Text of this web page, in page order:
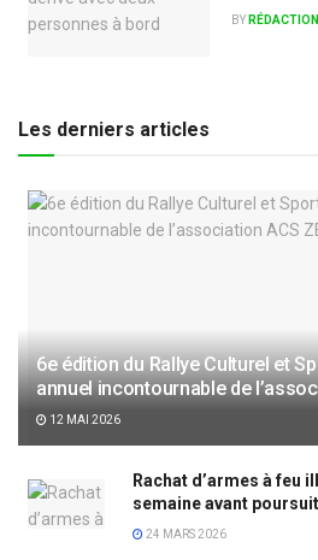
BY
Les derniers articles
6e édition du Rallye Culturel et
annuel incontournable de
12 MAI 2026
Rachat d’armes à feu
semaine avant
24 MARS 2026